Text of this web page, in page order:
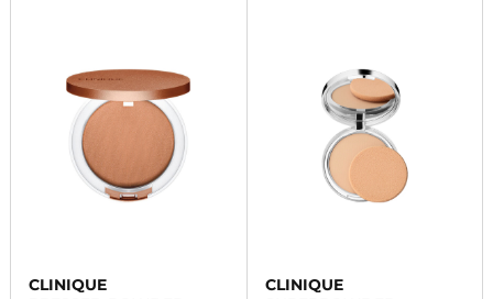
CLINIQUE
CLINIQUE